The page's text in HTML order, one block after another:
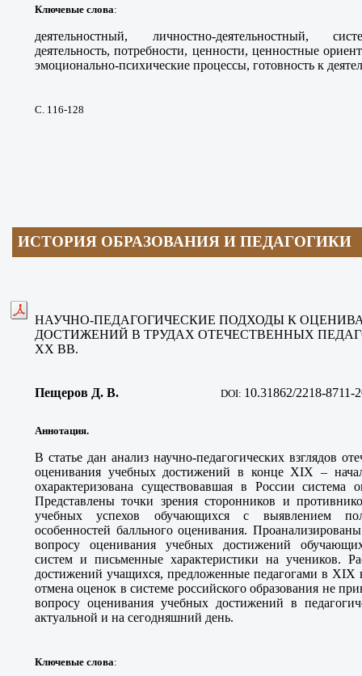
Ключевые слова:
деятельностный, личностно-деятельностный,
деятельность, потребности, ценности, ценностные
эмоционально-психические процессы, готовность к
С. 116-128
ИСТОРИЯ ОБРАЗОВАНИЯ И ПЕДАГОГИКИ
НАУЧНО-ПЕДАГОГИЧЕСКИЕ ПОДХОДЫ К
ДОСТИЖЕНИЙ В ТРУДАХ ОТЕЧЕСТВЕННЫХ
XX ВВ.
Пещеров Д. В. DOI: 10.31862/2218-8711-
Аннотация.
В статье дан анализ научно-педагогических взглядов
оценивания учебных достижений в конце XIX –
охарактеризована существовавшая в России система
Представлены точки зрения сторонников и
учебных успехов обучающихся с выявлением
особенностей балльного оценивания.
вопросу оценивания учебных достижений
систем и письменные характеристики на учеников.
достижений учащихся, предложенные педагогами в
отмена оценок в системе российского образования не
вопросу оценивания учебных достижений в
актуальной и на сегодняшний день.
Ключевые слова: